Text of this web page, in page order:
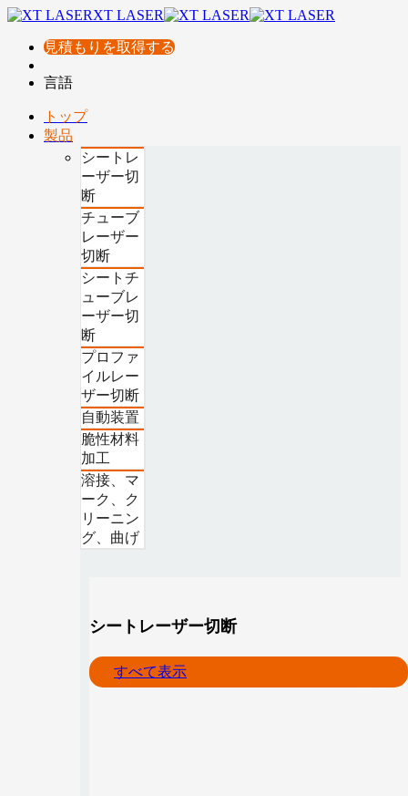
XT LASER
見積もりを取得する
言語
トップ
製品
シートレ
ーザー切
断
チューブ
レーザー
切断
シートチ
ューブレ
ーザー切
断
プロファ
イルレー
ザー切断
自動装置
脆性材料
加工
溶接、マ
ーク、ク
リーニン
グ、曲げ
シートレーザー切断
すべて表示